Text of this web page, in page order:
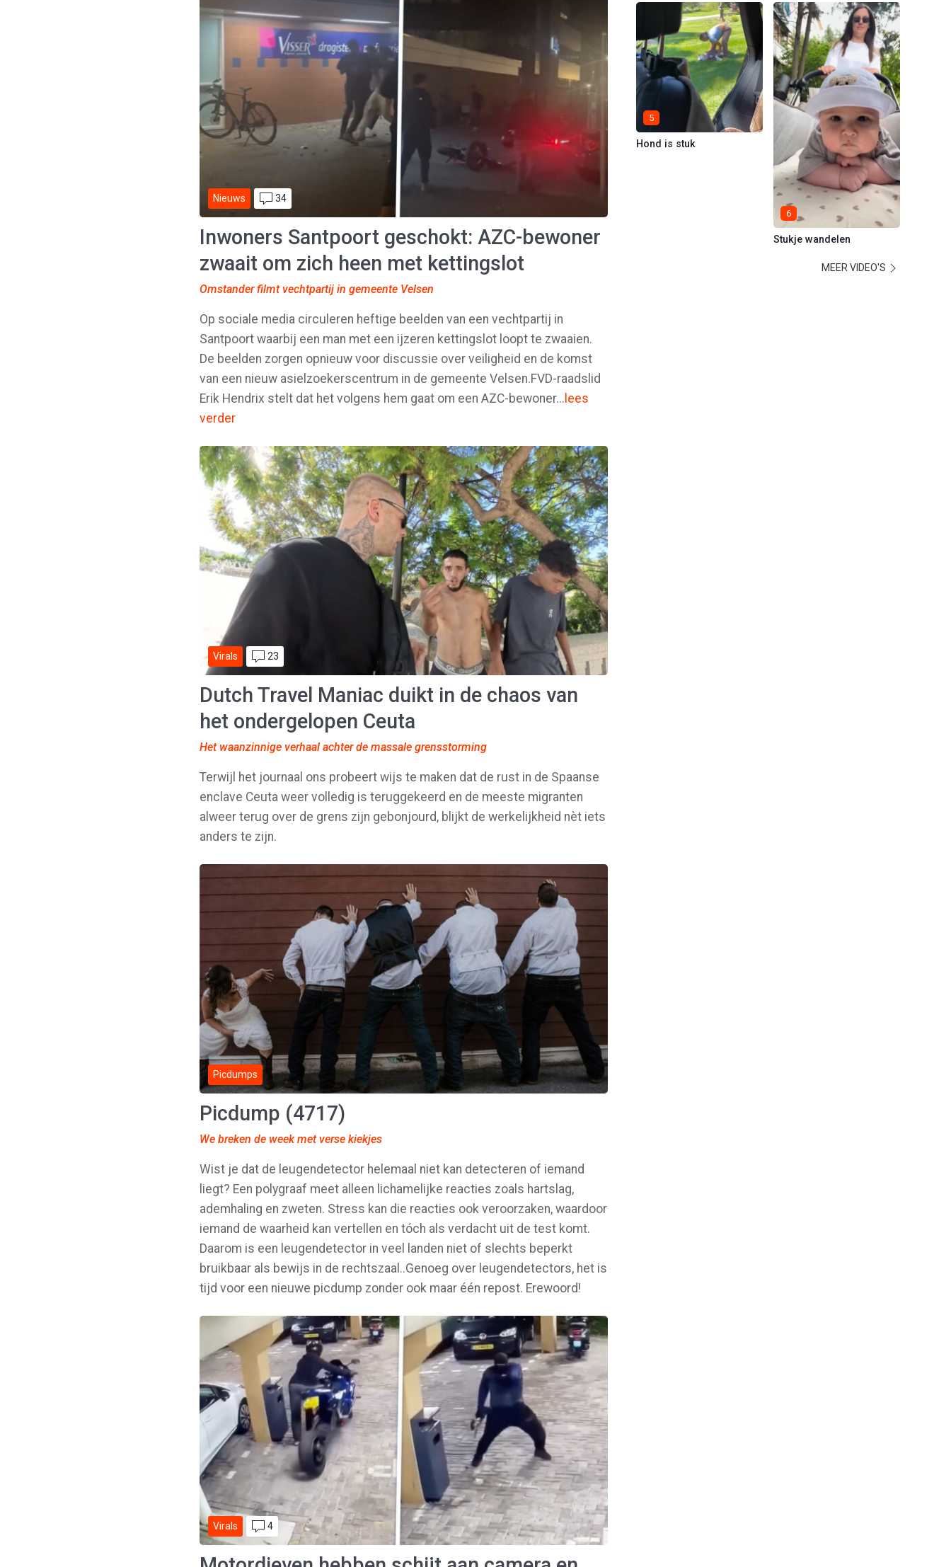
Nieuws 34
Inwoners Santpoort geschokt: AZC-bewoner
zwaait om zich heen met kettingslot
Omstander filmt vechtpartij in gemeente Velsen
Op sociale media circuleren heftige beelden van een vechtpartij in
Santpoort waarbij een man met een ijzeren kettingslot loopt te zwaaien.
De beelden zorgen opnieuw voor discussie over veiligheid en de komst
van een nieuw asielzoekerscentrum in de gemeente Velsen.FVD-raadslid
Erik Hendrix stelt dat het volgens hem gaat om een AZC-bewoner... lees
verder
Virals 23
Dutch Travel Maniac duikt in de chaos van
het ondergelopen Ceuta
Het waanzinnige verhaal achter de massale grensstorming
Terwijl het journaal ons probeert wijs te maken dat de rust in de Spaanse
enclave Ceuta weer volledig is teruggekeerd en de meeste migranten
alweer terug over de grens zijn gebonjourd, blijkt de werkelijkheid nèt iets
anders te zijn.
Picdumps
Picdump (4717)
We breken de week met verse kiekjes
Wist je dat de leugendetector helemaal niet kan detecteren of iemand
liegt? Een polygraaf meet alleen lichamelijke reacties zoals hartslag,
ademhaling en zweten. Stress kan die reacties ook veroorzaken, waardoor
iemand de waarheid kan vertellen en tóch als verdacht uit de test komt.
Daarom is een leugendetector in veel landen niet of slechts beperkt
bruikbaar als bewijs in de rechtszaal..Genoeg over leugendetectors, het is
tijd voor een nieuwe picdump zonder ook maar één repost. Erewoord!
Virals 4
5
Hond is stuk
6
Stukje wandelen
MEER VIDEO'S